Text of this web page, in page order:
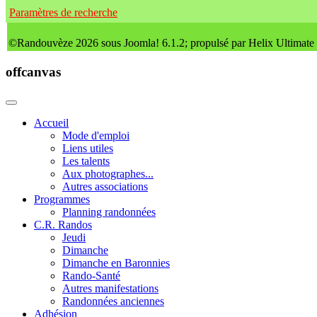
Paramètres de recherche
©Randouvèze 2026 sous Joomla! 6.1.2; propulsé par Helix Ultimate
offcanvas
Accueil
Mode d'emploi
Liens utiles
Les talents
Aux photographes...
Autres associations
Programmes
Planning randonnées
C.R. Randos
Jeudi
Dimanche
Dimanche en Baronnies
Rando-Santé
Autres manifestations
Randonnées anciennes
Adhésion